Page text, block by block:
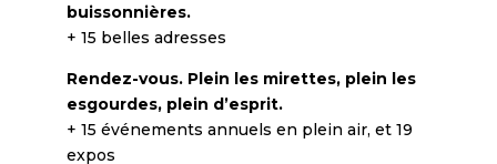
buissonnières.
+ 15 belles adresses
Rendez-vous. Plein les mirettes, plein les
esgourdes, plein d’esprit.
+ 15 événements annuels en plein air, et 19
expos